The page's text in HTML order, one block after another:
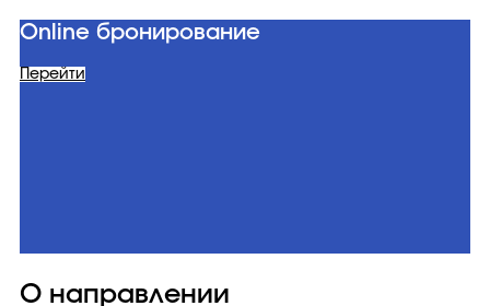
Online бронирование
Перейти
О направлении